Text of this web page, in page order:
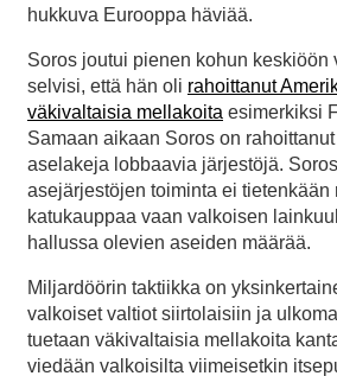
hukkuva Eurooppa häviää.
Soros joutui pienen kohun keskiöön
selvisi, että hän oli rahoittanut
väkivaltaisia mellakoita esimerkiksi
Samaan aikaan Soros on
aselakeja lobbaavia järjestöjä.
asejärjestöjen toiminta ei tietenkään
katukauppaa vaan valkoisen
hallussa olevien aseiden määrää.
Miljardöörin taktiikka on
valkoiset valtiot siirtolaisiin ja
tuetaan väkivaltaisia mellakoita
viedään valkoisilta viimeisetkin